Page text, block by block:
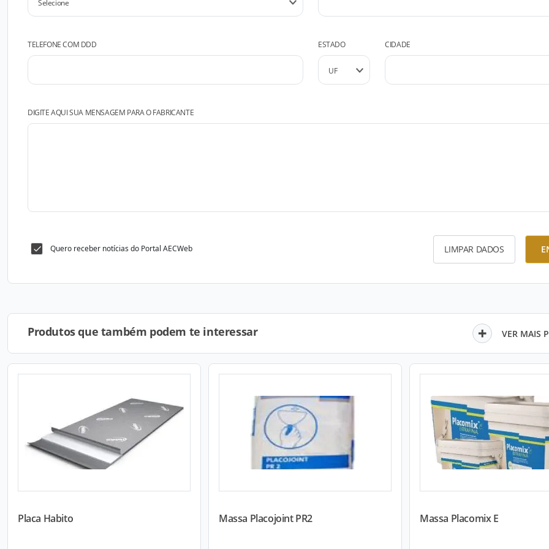
TELEFONE COM DDD ESTADO CIDADE
DIGITE AQUI SUA MENSAGEM PARA O FABRICANTE
Quero receber notícias do Portal AECWeb LIMPAR DADOS
Produtos que também podem te interessar VER MAIS
Placa Habito Massa Placojoint PR2 Massa Placomix E